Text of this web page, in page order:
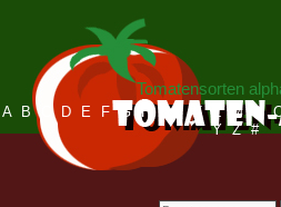
Tomatensorten
A B C D E F G H I J K L M N
Y Z #